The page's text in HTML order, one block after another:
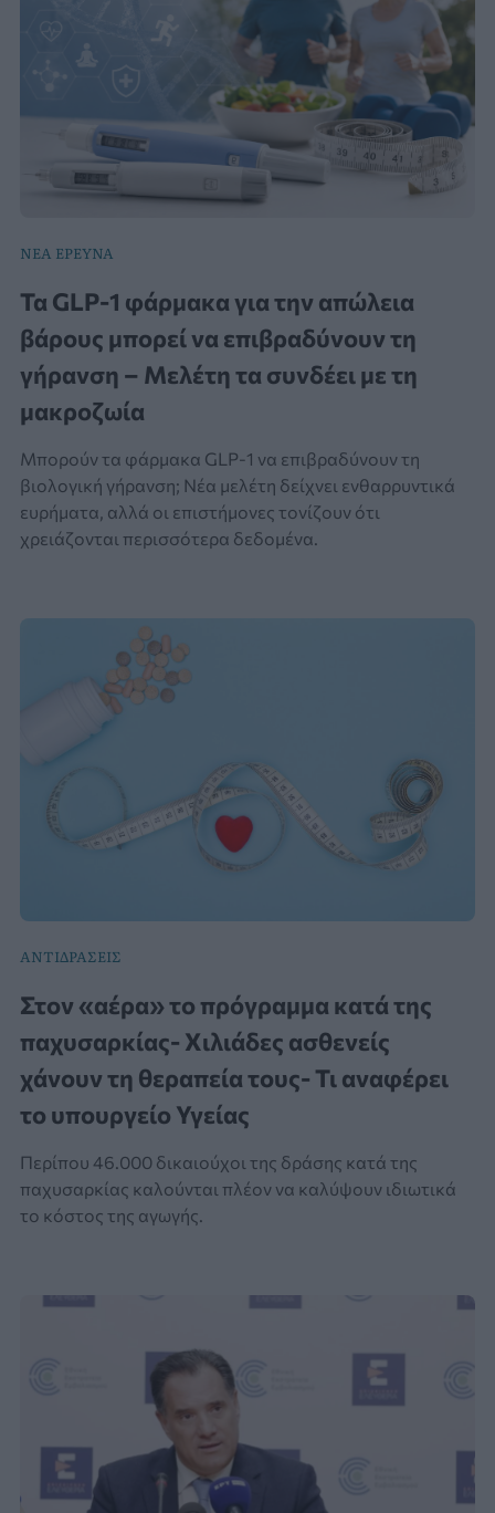
ΝΕΑ ΕΡΕΥΝΑ
Τα GLP-1 φάρμακα για την απώλεια
βάρους μπορεί να επιβραδύνουν τη
γήρανση – Μελέτη τα συνδέει με τη
μακροζωία
Μπορούν τα φάρμακα GLP-1 να επιβραδύνουν τη
βιολογική γήρανση; Νέα μελέτη δείχνει ενθαρρυντικά
ευρήματα, αλλά οι επιστήμονες τονίζουν ότι
χρειάζονται περισσότερα δεδομένα.
ΑΝΤΙΔΡΑΣΕΙΣ
Στον «αέρα» το πρόγραμμα κατά της
παχυσαρκίας- Χιλιάδες ασθενείς
χάνουν τη θεραπεία τους- Τι αναφέρει
το υπουργείο Υγείας
Περίπου 46.000 δικαιούχοι της δράσης κατά της
παχυσαρκίας καλούνται πλέον να καλύψουν ιδιωτικά
το κόστος της αγωγής.